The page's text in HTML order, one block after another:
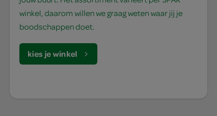
winkel, daarom willen we graag weten waar jij je
boodschappen doet.
kies je winkel